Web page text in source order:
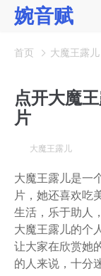
婉音赋
首页 大魔王露儿
点开大魔
片
大魔王露儿
大魔王露儿是一
片，她还喜欢吃
生活，乐于助人
大魔王露儿的个
让大家在欣赏她
的人来说，十分